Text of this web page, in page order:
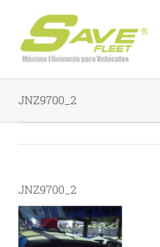
content
JNZ9700_2
JNZ9700_2